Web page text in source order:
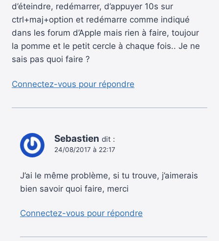
d’éteindre, redémarrer, d’appuyer 10s sur
ctrl+maj+option et redémarre comme indiqué
dans les forum d’Apple mais rien à faire, toujour
la pomme et le petit cercle à chaque fois.. Je ne
sais pas quoi faire ?
Connectez-vous pour répondre
Sebastien dit :
24/08/2017 à 22:17
J’ai le même problème, si tu trouve, j’aimerais
bien savoir quoi faire, merci
Connectez-vous pour répondre